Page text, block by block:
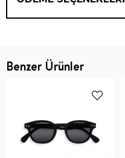
Benzer Ürünler